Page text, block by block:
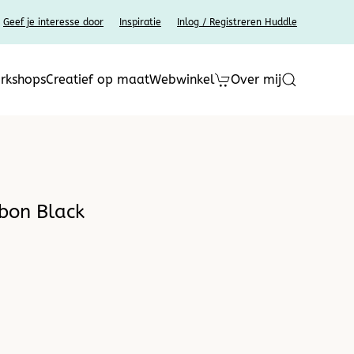
Geef je interesse door Inspiratie Inlog / Registreren Huddle
Creatief op maatWebwinkel Over mij
Black